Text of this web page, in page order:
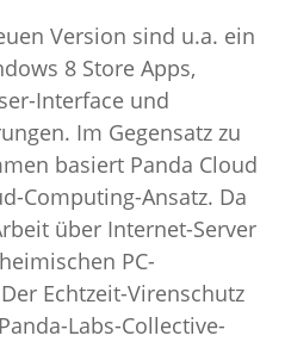
Version sind u.a. ein
8 Store Apps,
Interface und
Im Gegensatz zu
basiert Panda Cloud
Computing-Ansatz. Da
über Internet-Server
PC-
Echtzeit-Virenschutz
Labs-Collective-